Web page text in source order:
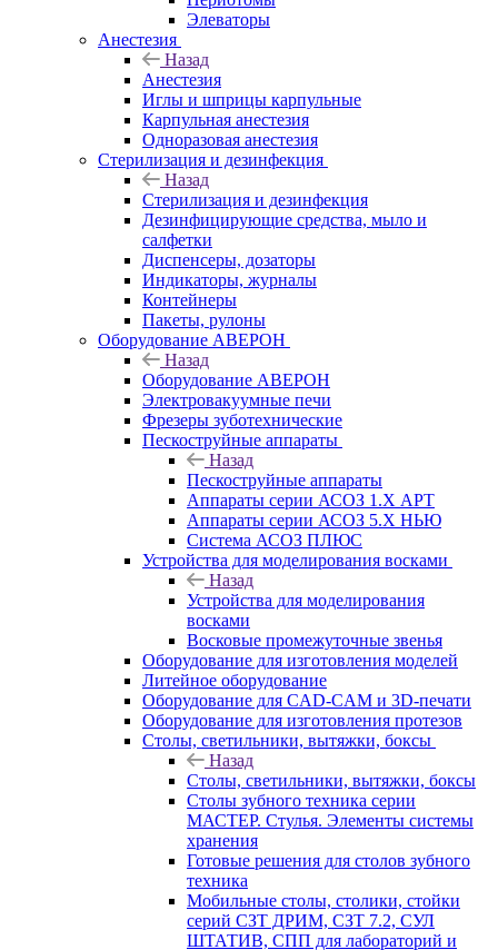
Элеваторы
Анестезия
Назад
Анестезия
Иглы и шприцы карпульные
Карпульная анестезия
Одноразовая анестезия
Стерилизация и дезинфекция
Назад
Стерилизация и дезинфекция
Дезинфицирующие средства, мыло и
салфетки
Диспенсеры, дозаторы
Индикаторы, журналы
Контейнеры
Пакеты, рулоны
Оборудование АВЕРОН
Назад
Оборудование АВЕРОН
Электровакуумные печи
Фрезеры зуботехнические
Пескоструйные аппараты
Назад
Пескоструйные аппараты
Аппараты серии АСОЗ 1.Х АРТ
Аппараты серии АСОЗ 5.Х НЬЮ
Система АСОЗ ПЛЮС
Устройства для моделирования восками
Назад
Устройства для моделирования
восками
Восковые промежуточные звенья
Оборудование для изготовления моделей
Литейное оборудование
Оборудование для CAD-CAM и 3D-печати
Оборудование для изготовления протезов
Cтолы, светильники, вытяжки, боксы
Назад
Cтолы, светильники, вытяжки, боксы
Столы зубного техника серии
МАСТЕР. Стулья. Элементы системы
хранения
Готовые решения для столов зубного
техника
Мобильные столы, столики, стойки
серий СЗТ ДРИМ, СЗТ 7.2, СУЛ
ШТАТИВ, СПП для лабораторий и